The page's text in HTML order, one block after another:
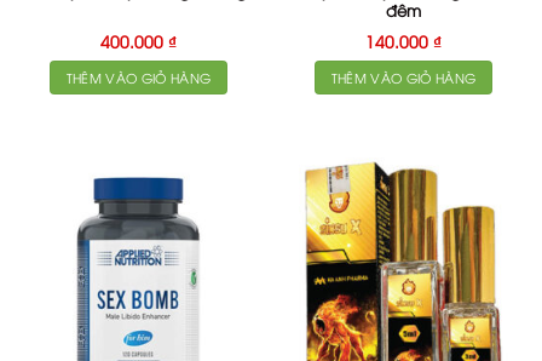
400.000 ₫
THÊM VÀO GIỎ HÀNG
đêm
140.000 ₫
THÊM VÀO GIỎ HÀNG